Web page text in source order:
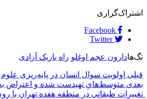
اشتراک‌گزاری
Facebook
Twitter
تگ‌هادارون عجم اوغلو راه باریک آزادی
قبلی اولویت سوال انسان در پایه‌ریزی علوم
بعدی متوسط­‌هایِ تهی­دست شده و اعتراض به
تغییرات طبقاتی در منطقه هفده تهران با